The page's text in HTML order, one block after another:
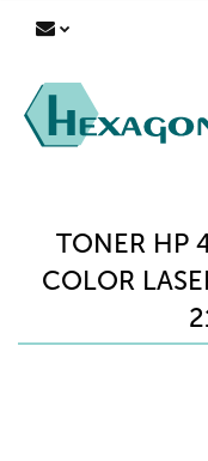
TONER HP
COLOR